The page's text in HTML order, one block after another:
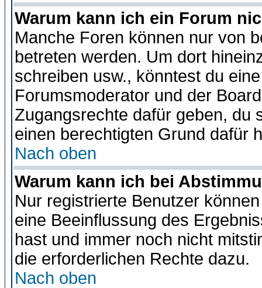
Warum kann ich ein Forum
Manche Foren können nur von
betreten werden. Um dort
schreiben usw., könntest du
Forumsmoderator und der
Zugangsrechte dafür geben, du
einen berechtigten Grund dafür
Nach oben
Warum kann ich bei
Nur registrierte Benutzer
eine Beeinflussung des
hast und immer noch nicht
die erforderlichen Rechte dazu.
Nach oben